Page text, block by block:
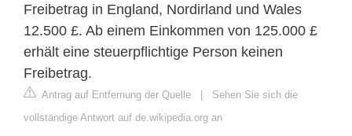
Freibetrag in England, Nordirland und Wales
12.500 £. Ab einem Einkommen von 125.000 £
erhält eine steuerpflichtige Person keinen
Freibetrag.
Antrag auf Entfernung der Quelle | Sehen Sie sich die
vollständige Antwort auf de.wikipedia.org an